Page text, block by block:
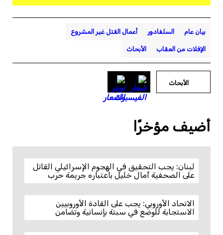
بيان عام السلفادور أعمال القتل غير المشروع
الإفلات من العقاب الأبحاث
الأبحاث
أضيف مؤخرًا
لبنان: يجب التحقيق في الهجوم الإسرائيلي القاتل
على الصحفية آمال خليل باعتباره جريمة حرب
الاتحاد الأوروبي: يجب على القادة الأوروبيين
الاستجابة للوضع في سبتة بإنسانية وتضامن